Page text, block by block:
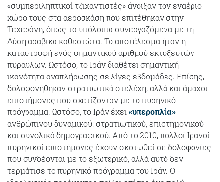
«συμπεριληπτικοί τζιχαντιστές» άνοιξαν τον εναέριο
χώρο τους στα αεροσκάση που επιτέθηκαν στην
Τεχεράνη, όπως τα υπόλοιπα συνεργαζόμενα με τη
Δύση αραβικά καθεστώτα. Το αποτέλεσμα ήταν η
καταστροφή ενός σημαντικού αριθμού εκτοξευτών
πυραύλων. Ωστόσο, το Ιράν διαθέτει σημαντική
ικανότητα αναπλήρωσης σε λίγες εβδομάδες. Επίσης,
δολοφονήθηκαν στρατιωτικά στελέχη, αλλά και άμαχοι
επιστήμονες που σχετίζονταν με το πυρηνικό
πρόγραμμα. Ωστόσο, το Ιράν έχει«υπεροπλία»
ανθρώπινου δυναμικού: στρατιωτικού, επιστημονικού
και συνολικά δημογραφικού. Από το 2010, πολλοί Ιρανοί
πυρηνικοί επιστήμονες έχουν σκοτωθεί σε δολοφονίες
που συνδέονται με το εξωτερικό, αλλά αυτό δεν
τερμάτισε το πυρηνικό πρόγραμμα του Ιράν. Ο